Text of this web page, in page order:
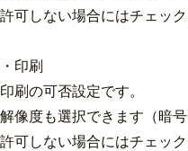
許可しない場合にはチェック
・印刷
印刷の可否設定です。
解像度も選択できます（暗
許可しない場合にはチェック